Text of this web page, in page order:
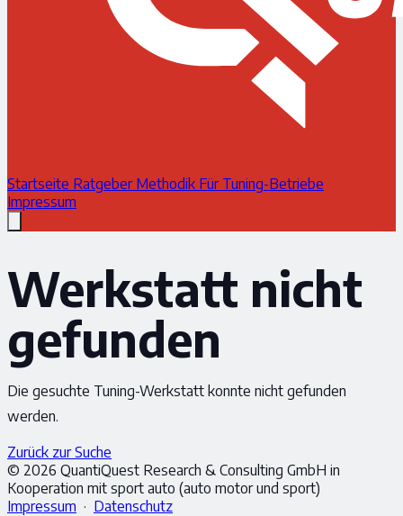
Startseite Ratgeber Methodik Für Tuning-Betriebe
Impressum
Werkstatt nicht
gefunden
Die gesuchte Tuning-Werkstatt konnte nicht gefunden
werden.
Zurück zur Suche
© 2026 QuantiQuest Research & Consulting GmbH in
Kooperation mit sport auto (auto motor und sport)
Impressum · Datenschutz